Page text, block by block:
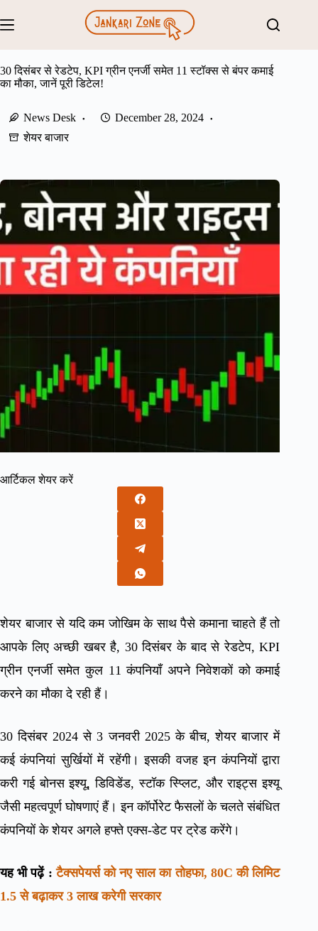
to
content
30 दिसंबर से रेडटेप, KPI ग्रीन एनर्जी समेत 11 स्टॉक्स से बंपर कमाई
का मौका, जानें पूरी डिटेल!
News Desk
December 28, 2024
शेयर बाजार
आर्टिकल शेयर करें
शेयर बाजार से यदि कम जोखिम के साथ पैसे कमाना चाहते हैं तो
आपके लिए अच्छी खबर है, 30 दिसंबर के बाद से रेडटेप, KPI
ग्रीन एनर्जी समेत कुल 11 कंपनियाँ अपने निवेशकों को कमाई
करने का मौका दे रही हैं।
30 दिसंबर 2024 से 3 जनवरी 2025 के बीच, शेयर बाजार में
कई कंपनियां सुर्खियों में रहेंगी। इसकी वजह इन कंपनियों द्वारा
करी गई बोनस इश्यू, डिविडेंड, स्टॉक स्प्लिट, और राइट्स इश्यू
जैसी महत्वपूर्ण घोषणाएं हैं। इन कॉर्पोरेट फैसलों के चलते संबंधित
कंपनियों के शेयर अगले हफ्ते एक्स-डेट पर ट्रेड करेंगे।
यह भी पढ़ें :टैक्सपेयर्स को नए साल का तोहफा, 80C की लिमिट
1.5 से बढ़ाकर 3 लाख करेगी सरकार